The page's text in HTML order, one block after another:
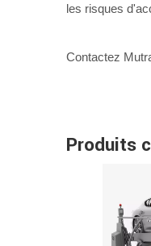
les risques
Contactez
Produits